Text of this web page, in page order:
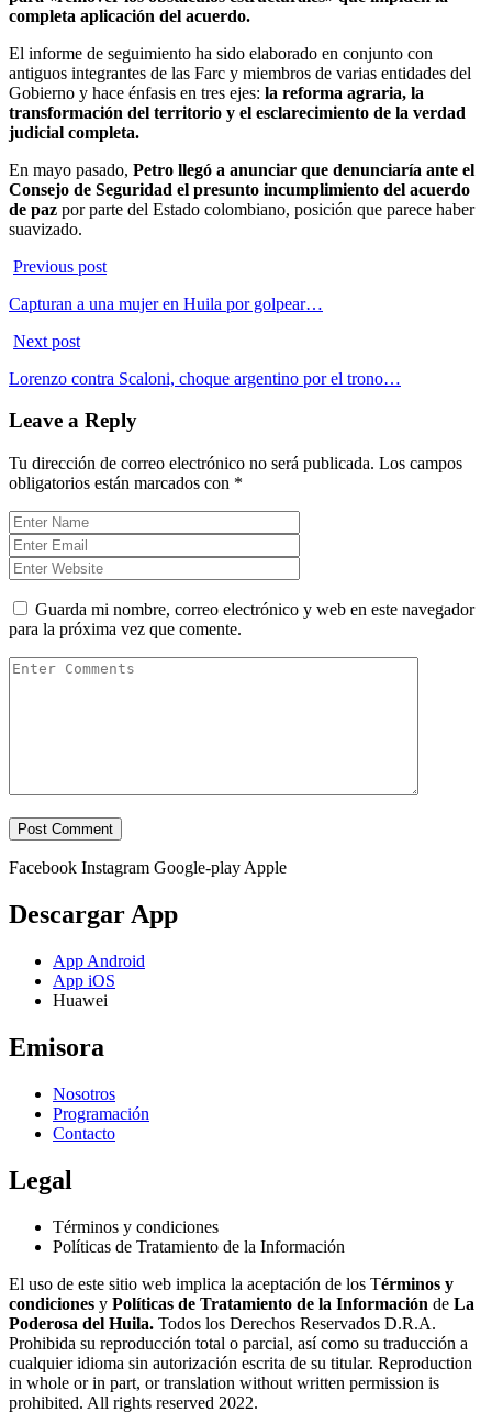
completa aplicación del acuerdo.
El informe de seguimiento ha sido elaborado en conjunto con
antiguos integrantes de las Farc y miembros de varias entidades del
Gobierno y hace énfasis en tres ejes: la reforma agraria, la
transformación del territorio y el esclarecimiento de la verdad
judicial completa.
En mayo pasado, Petro llegó a anunciar que denunciaría ante el
Consejo de Seguridad el presunto incumplimiento del acuerdo
de paz por parte del Estado colombiano, posición que parece haber
suavizado.
Previous post
Capturan a una mujer en Huila por golpear…
Next post
Lorenzo contra Scaloni, choque argentino por el trono…
Leave a Reply
Tu dirección de correo electrónico no será publicada. Los campos
obligatorios están marcados con *
Guarda mi nombre, correo electrónico y web en este navegador
para la próxima vez que comente.
Facebook Instagram Google-play Apple
Descargar App
App Android
App iOS
Huawei
Emisora
Nosotros
Programación
Contacto
Legal
Términos y condiciones
Políticas de Tratamiento de la Información
El uso de este sitio web implica la aceptación de los Términos y
condiciones y Políticas de Tratamiento de la Información de La
Poderosa del Huila. Todos los Derechos Reservados D.R.A.
Prohibida su reproducción total o parcial, así como su traducción a
cualquier idioma sin autorización escrita de su titular. Reproduction
in whole or in part, or translation without written permission is
prohibited. All rights reserved 2022.